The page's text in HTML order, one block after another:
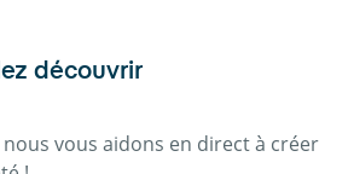
découvrir
nous vous aidons en direct à créer